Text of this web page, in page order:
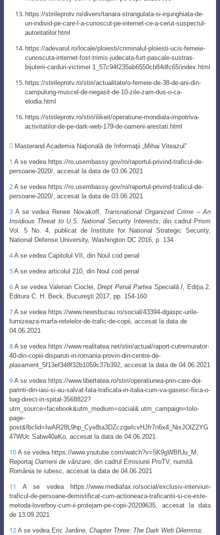
https://stirileprotv.ro/divers/tanara-strangulata-si-injunghiata-de-
un-individ-pe-care-l-a-cunoscut-pe-internet-ce-a-cerut-suspectul-
autoritatilor.html
https://adevarul.ro/locale/ploiesti/criminalul-ploiesti-ucis-femeie-
cunoscuta-internet-fost-trimis-judecata-furt-pascale-sustras-
bijuterii-carduri-victimei 1_57c94f235ab6550cb84dfc65/index.html
https://stirileprotv.ro/stiri/actualitate/o-femeie-de-38-de-ani-din-
campulung-muscel-de-negasit-de-10-zile-zam-dus-o-ca-
elodia.html
https://stirileprotv.ro/stiri/ilikeit/operatiune-mondiala-impotriva-
activitatilor-de-pe-dark-web-179-de-oameni-arestati.html
 Masterand Academia Naţională de Informaţii „Mihai Viteazul”
1 A se vedea https://ro.usembassy.gov/ro/raportul-privind-traficul-de-
persoane-2020/, accesat la data de 03.06.2021
2A se vedea https://ro.usembassy.gov/ro/raportul-privind-traficul-de-
persoane-2020/, accesat la data de 03.06.2021
3 A se vedea Renee Novakoff, Transnational Organized Crime – An
Insidious Threat to U.S. National SecurityInterests,din cadrul Prism
Vol. 5 No. 4, publicatde Institute for National Strategic Security,
National DefenseUniversity, Washington DC 2016, p. 134
4A se vedea Capitolul VII, din Noul cod penal
5A se vedea articolul 210, din Noul cod penal
6 A se vedea Valerian Cioclei,Drept Penal Partea Specială I
Ediţia 2,
Editura C. H. Beck, Bucureşti 2017, pp. 154-160
7 A se vedea https://www.newsbuzau.ro/social/43394-dgaspc-urile-
furnizeaza-marfa-retelelor-de-trafic-de-copii, accesat la data de
04.06.2021
8 A se vedea https://www.realitatea.net/stiri/actual/raport-cutremurator-
40-din-copiii-disparuti-in-romania-provin-din-centre-de-
plasament_5f13ef348f32b1059c37b392, accesat la data de 04.06.2021
9 A se vedea https://www.libertatea.ro/stiri/operatiunea-prin-care-doi-
parinti-din-iasi-si-au-salvat-fata-traficata-in-italia-cum-va-gasesc-fiica-o-
bag-direct-in-spital-3568822?
utm_source=facebook&utm_medium=social& utm_campaign=tolo-
page-
post&fbclid=IwAR28L9hp_Cye8ta3DZczqwIcvHJfr7n6x4_NixJOlZ2YG
47WUc Sabw40aKo, accesat la data de 04.06.2021
10 A se vedea https://www.youtube.com/watch?v=5K9gWBfUu_M,
Reportaj Oameni de vânzare, din cadrul Emisiunii ProTV, numită
România te iubesc , accesat la data de 04.06.2021
11
A se vedea https://www.mediafax.ro/social/exclusiv-interviuri-
traficul-de-persoane-demistificat-cum-actioneaza-traficantii-si-ce-este-
metoda-loverboy-cum-ii-protejam-pe-copii-20209635, accesat la data
de 13.09.2021
12 A se vedea Eric Jardine, Chapter Three: The Dark Web Dilemma: